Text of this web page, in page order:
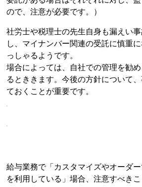
ので、注意が必要です。）
社労士や税理士の先生自身も漏えい
し、マイナンバー関連の受託に慎重
っしゃるようです。
場合によっては、自社での管理を勧
るとききます。今後の方針について
ておくことが重要です。
給与業務で「カスタマイズやオーダ
を利用している」場合、注意すべき